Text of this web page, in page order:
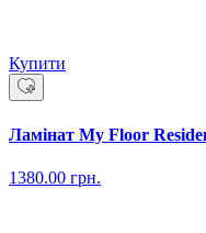
Купити
Ламінат My Floor
1380.00 грн.